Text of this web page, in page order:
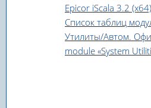
Epicor iScala 3.2
Список таблиц
Утилиты/Автом.
module «System